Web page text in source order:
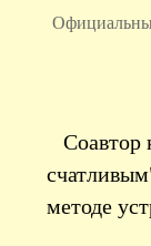
Соавтор
методе